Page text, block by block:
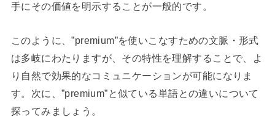
手にその価値を明示することが一般的です。
このように、”premium”を使いこなすための文脈・形式
は多岐にわたりますが、その特性を理解することで、よ
り自然で効果的なコミュニケーションが可能になりま
す。次に、”premium”と似ている単語との違いについて
探ってみましょう。